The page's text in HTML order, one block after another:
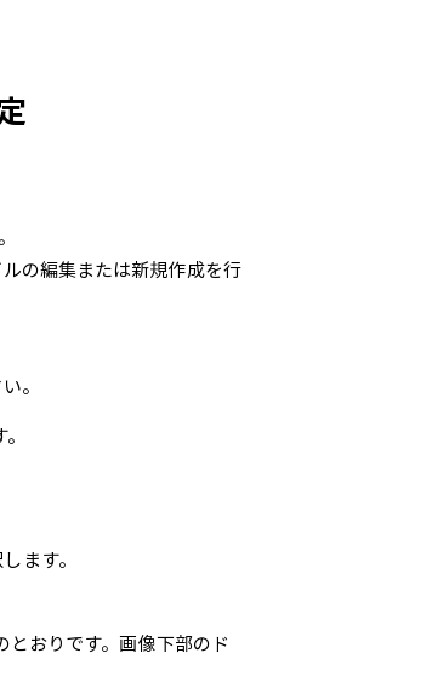
の編集または新規作成を行
。
ます。
おりです。画像下部のド